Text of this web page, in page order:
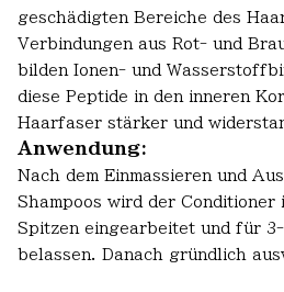
geschädigten Bereiche des
Verbindungen aus Rot- und
bilden Ionen- und
diese Peptide in den inneren
Haarfaser stärker und
Anwendung:
Nach dem Einmassieren und
Shampoos wird der Conditioner
Spitzen eingearbeitet und für
belassen. Danach gründlich